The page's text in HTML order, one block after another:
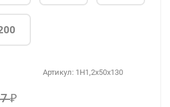
Артикул: 1H1,2x50x130
₽